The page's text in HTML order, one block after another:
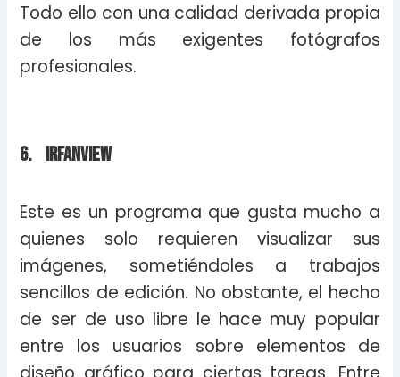
Todo ello con una calidad derivada propia
de los más exigentes fotógrafos
profesionales.
6. Irfanview
Este es un programa que gusta mucho a
quienes solo requieren visualizar sus
imágenes, sometiéndoles a trabajos
sencillos de edición. No obstante, el hecho
de ser de uso libre le hace muy popular
entre los usuarios sobre elementos de